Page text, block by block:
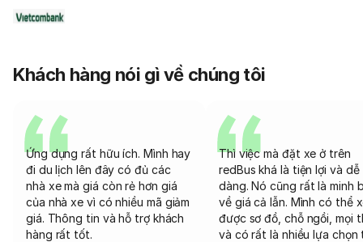
Khách hàng nói gì về chúng tôi
Ứng dụng rất hữu ích. Mình hay
đi du lịch lên đây có đủ các
nhà xe mà giá còn rẻ hơn giá
của nhà xe vì có nhiều mã giảm
giá. Thông tin và hỗ trợ khách
hàng rất tốt.
Thì việc mà đặt xe ở trên
redBus khá là tiện lợi và dễ
dàng. Nó cũng rất là minh
về giá cả lẫn. Mình có thể
được sơ đồ, chỗ ngồi, mọi
và có rất là nhiều lựa chọn